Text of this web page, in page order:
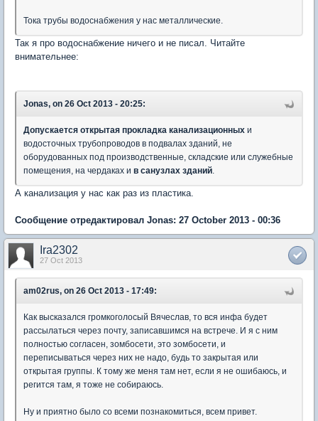
Тока трубы водоснабжения у нас металлические.
Так я про водоснабжение ничего и не писал. Читайте
внимательнее:
Jonas, on 26 Oct 2013 - 20:25:
Допускается открытая прокладка канализационных и
водосточных трубопроводов в подвалах зданий, не
оборудованных под производственные, складские или служебные
помещения, на чердаках и в санузлах зданий.
А канализация у нас как раз из пластика.
Сообщение отредактировал Jonas: 27 October 2013 - 00:36
Ira2302
27 Oct 2013
am02rus, on 26 Oct 2013 - 17:49:
Как высказался громкоголосый Вячеслав, то вся инфа будет
рассылаться через почту, записавшимся на встрече. И я с ним
полностью согласен, зомбосети, это зомбосети, и
переписываться через них не надо, будь то закрытая или
открытая группы. К тому же меня там нет, если я не ошибаюсь, и
регится там, я тоже не собираюсь.
Ну и приятно было со всеми познакомиться, всем привет.